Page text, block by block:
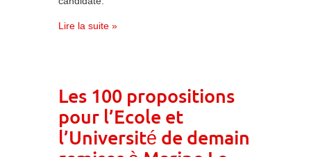
Lire la suite »
Les 100 propositions
pour l’Ecole et
l’Université de demain